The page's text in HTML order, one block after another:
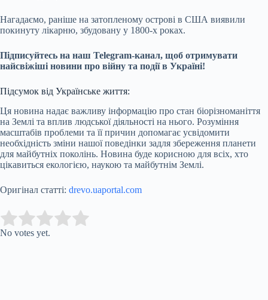
Нагадаємо, раніше на затопленому острові в США виявили
покинуту лікарню, збудовану у 1800-х роках.
Підписуйтесь на наш Telegram-канал, щоб отримувати
найсвіжіші новини про війну та події в Україні!
Підсумок від Українське життя:
Ця новина надає важливу інформацію про стан біорізноманіття
на Землі та вплив людської діяльності на нього. Розуміння
масштабів проблеми та її причин допомагає усвідомити
необхідність зміни нашої поведінки задля збереження планети
для майбутніх поколінь. Новина буде корисною для всіх, хто
цікавиться екологією, наукою та майбутнім Землі.
Оригінал статті: drevo.uaportal.com
Rate this item:
No votes yet.